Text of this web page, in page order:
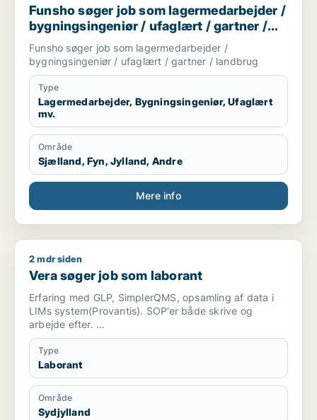
Funsho søger job som lagermedarbejder /
bygningsingeniør / ufaglært / gartner /
landbrug
Funsho søger job som lagermedarbejder /
bygningsingeniør / ufaglært / gartner / landbrug
Type
Lagermedarbejder, Bygningsingeniør, Ufaglært
mv.
Område
Sjælland, Fyn, Jylland, Andre
Mere info
Vera søger job som laborant
2 mdr siden
Vera søger job som laborant
Erfaring med GLP, SimplerQMS, opsamling af data i
LIMs system(Provantis). SOP’er både skrive og
arbejde efter.
Grundig, stabil, detaljeorienteret, rolig, systematisk,
positiv.
Ønsker analysearbejde, datatjek og gerne andre
former for kontrol
Type
Laborant
Område
Sydjylland